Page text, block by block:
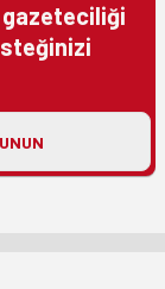
gazeteciliği